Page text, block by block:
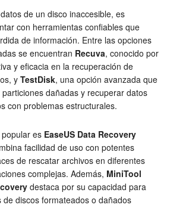
de un disco inaccesible, es
con herramientas confiables que
de información. Entre las opciones
se encuentran Recuva, conocido por
y eficacia en la recuperación de
y TestDisk, una opción avanzada que
dañadas y recuperar datos
con problemas estructurales.
es EaseUS Data Recovery
facilidad de uso con potentes
de rescatar archivos en diferentes
complejas. Además, MiniTool
destaca por su capacidad para
de discos formateados o dañados